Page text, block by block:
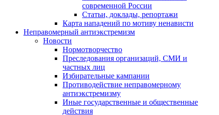
современной России
Статьи, доклады, репортажи
Карта нападений по мотиву ненависти
Неправомерный антиэкстремизм
Новости
Нормотворчество
Преследования организаций, СМИ и
частных лиц
Избирательные кампании
Противодействие неправомерному
антиэкстремизму
Иные государственные и общественные
действия